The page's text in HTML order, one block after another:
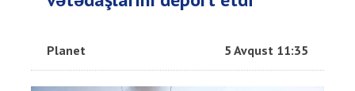
Planet 5 Avqust 11:35